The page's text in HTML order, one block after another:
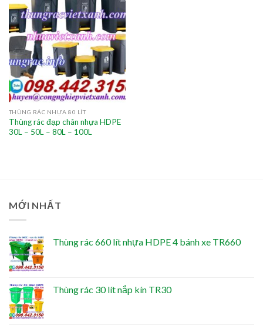
THÙNG RÁC NHỰA 80 LÍT
Thùng rác đạp chân nhựa HDPE
30L – 50L – 80L – 100L
MỚI NHẤT
Thùng rác 660 lít nhựa HDPE 4 bánh xe TR660
Thùng rác 30 lít nắp kín TR30